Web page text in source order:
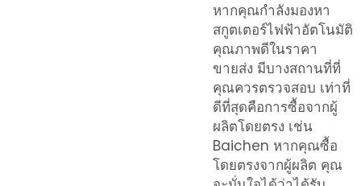
หากคุณกำลังมองหา
สกูตเตอร์ไฟฟ้าอัตโนมัติ
คุณภาพดีในราคา
ขายส่ง มีบางสถานที่ที่
คุณควรตรวจสอบ เท่าที่
ดีที่สุดคือการซื้อจากผู้
ผลิตโดยตรง เช่น
Baichen หากคุณซื้อ
โดยตรงจากผู้ผลิต คุณ